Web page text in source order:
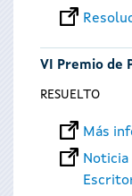
VI Premio de
RESUELTO
Más
Noticia